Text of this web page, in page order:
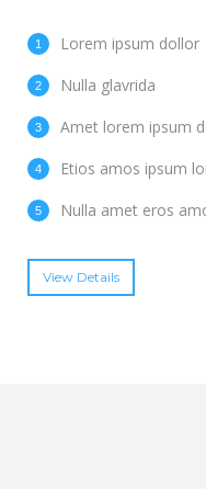
Lorem ipsum dollor
Nulla glavrida
Amet lorem ipsum
Etios amos ipsum
Nulla amet eros
View Details